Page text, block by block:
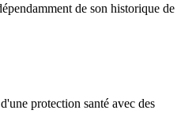
de son historique de
protection santé avec des